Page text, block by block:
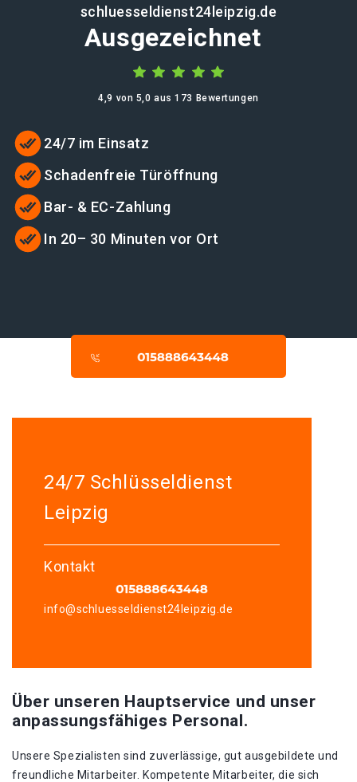
schluesseldienst24leipzig.de
Ausgezeichnet
4,9 von 5,0 aus 173 Bewertungen
24/7 im Einsatz
Schadenfreie Türöffnung
Bar- & EC-Zahlung
In 20– 30 Minuten vor Ort
24/7 Schlüsseldienst
Leipzig
Kontakt
info@schluesseldienst24leipzig.de
Über unseren Hauptservice und unser
anpassungsfähiges Personal.
Unsere Spezialisten sind zuverlässige, gut ausgebildete und
freundliche Mitarbeiter. Kompetente Mitarbeiter, die sich